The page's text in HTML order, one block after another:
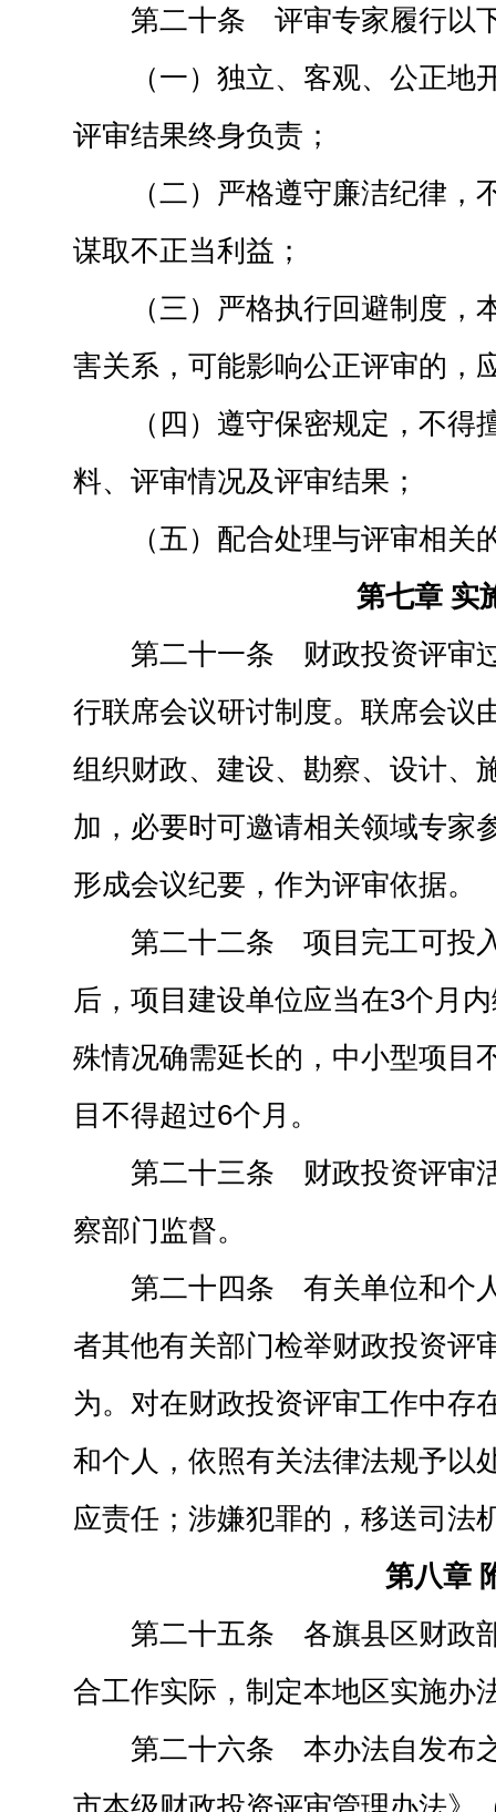
第二十条 评审专家履行以
（一）独立、客观、公正
评审结果终身负责；
（二）严格遵守廉洁纪律
谋取不正当利益；
（三）严格执行回避制度
害关系，可能影响公正评审的，
（四）遵守保密规定，不得
料、评审情况及评审结果；
（五）配合处理与评审相
第七章 实
第二十一条 财政投资评审
行联席会议研讨制度。联席会议
组织财政、建设、勘察、设计、
加，必要时可邀请相关领域专家
形成会议纪要，作为评审依据。
第二十二条 项目完工可投
后，项目建设单位应当在3个月
殊情况确需延长的，中小型项目
目不得超过6个月。
第二十三条 财政投资评审
察部门监督。
第二十四条 有关单位和个
者其他有关部门检举财政投资评
为。对在财政投资评审工作中存
和个人，依照有关法律法规予以
应责任；涉嫌犯罪的，移送司法
第八章
第二十五条 各旗县区财政
合工作实际，制定本地区实施办
第二十六条 本办法自发布